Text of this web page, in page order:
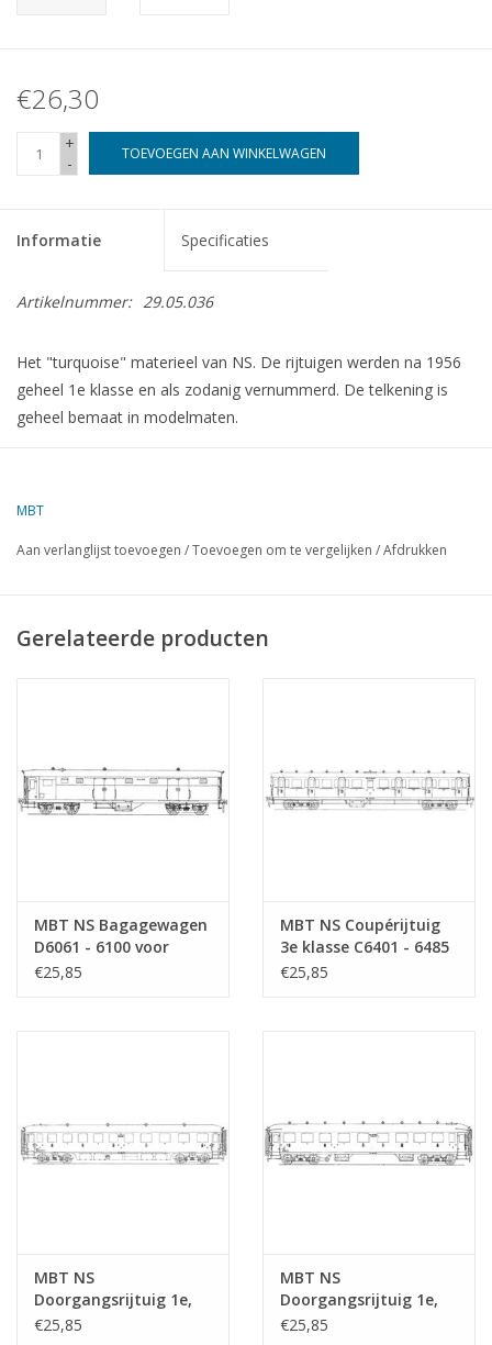
€26,30
+
-
TOEVOEGEN AAN WINKELWAGEN
Informatie Specificaties
Artikelnummer: 29.05.036
Het "turquoise" materieel van NS. De rijtuigen werden na 1956
geheel 1e klasse en als zodanig vernummerd. De telkening is
geheel bemaat in modelmaten.
MBT
Aan verlanglijst toevoegen /Toevoegen om te vergelijken /Afdrukken
Gerelateerde producten
MBT NS Bagagewagen
D6061 - 6100 voor
spoor 0 -
€25,85
MBT NS Coupérijtuig
3e klasse C6401 - 6485
voor spoor 0 -
€25,85
MBT NS
Doorgangsrijtuig 1e,
2e en 3e klasse ABC
€25,85
MBT NS
Doorgangsrijtuig 1e,
2e en 3e klasse ABC
€25,85